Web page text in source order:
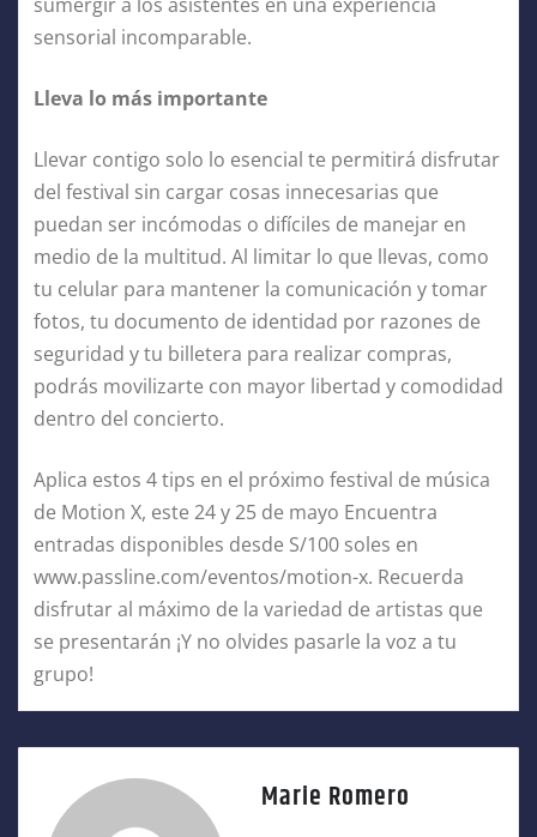
sumergir a los asistentes en una experiencia
sensorial incomparable.
Lleva lo más importante
Llevar contigo solo lo esencial te permitirá disfrutar
del festival sin cargar cosas innecesarias que
puedan ser incómodas o difíciles de manejar en
medio de la multitud. Al limitar lo que llevas, como
tu celular para mantener la comunicación y tomar
fotos, tu documento de identidad por razones de
seguridad y tu billetera para realizar compras,
podrás movilizarte con mayor libertad y comodidad
dentro del concierto.
Aplica estos 4 tips en el próximo festival de música
de Motion X, este 24 y 25 de mayo Encuentra
entradas disponibles desde S/100 soles en
www.passline.com/eventos/motion-x. Recuerda
disfrutar al máximo de la variedad de artistas que
se presentarán ¡Y no olvides pasarle la voz a tu
grupo!
Marie Romero